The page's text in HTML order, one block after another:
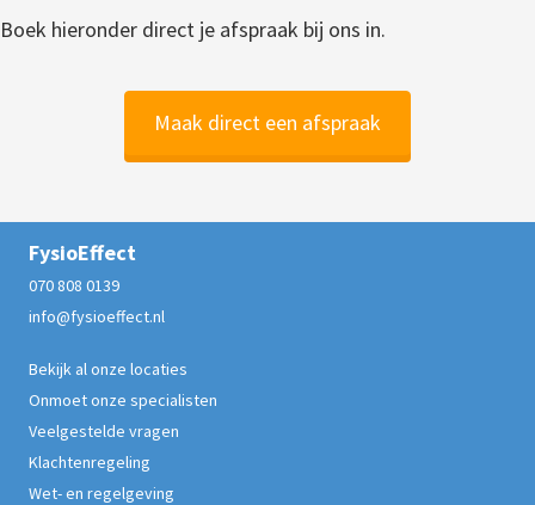
Boek hieronder direct je afspraak bij ons in.
Maak direct een afspraak
FysioEffect
070 808 0139
info@fysioeffect.nl
Bekijk al onze locaties
Onmoet onze specialisten
Veelgestelde vragen
Klachtenregeling
Wet- en regelgeving